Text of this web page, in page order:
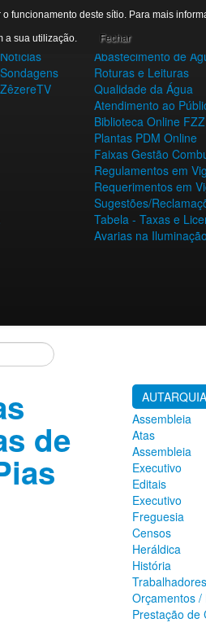
DESTAQUES
Eventos
Notícias
Sondagens
ZêzereTV
SERVIÇOS
A Minha Rua
Abastecimento de
Roturas e Leituras
Qualidade da Água
Atendimento ao
Biblioteca Online FZZ
Plantas PDM Online
Faixas Gestão
Regulamentos em
Requerimentos em
Sugestões/
Tabela - Taxas e
Avarias na
AUTARQUIA
Assembleia
Atas
Assembleia
Executivo
Editais
Executivo
Freguesia
Censos
Heráldica
História
Trabalhadores
Orçamentos /
Prestação de
funcionamento deste sítio. Para mais
a sua utilização. Fechar